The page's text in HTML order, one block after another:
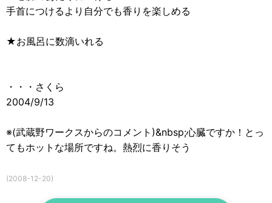
手首につけるより自分でも香りを楽しめる
★お風呂に数滴いれる
・・・さくら
2004/9/13
※(武蔵野ワークスからのコメント)&nbsp;心臓ですか！とっ
てもホットな場所ですね。熱烈に香りそう
(2008-12-20)